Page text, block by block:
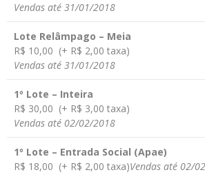
Vendas até 31/01/2018
Lote Relâmpago – Meia
R$ 10,00 (+ R$ 2,00 taxa)
Vendas até 31/01/2018
1º Lote – Inteira
R$ 30,00 (+ R$ 3,00 taxa)
Vendas até 02/02/2018
1º Lote – Entrada Social (Apae)
R$ 18,00 (+ R$ 2,00 taxa)Vendas até 02/